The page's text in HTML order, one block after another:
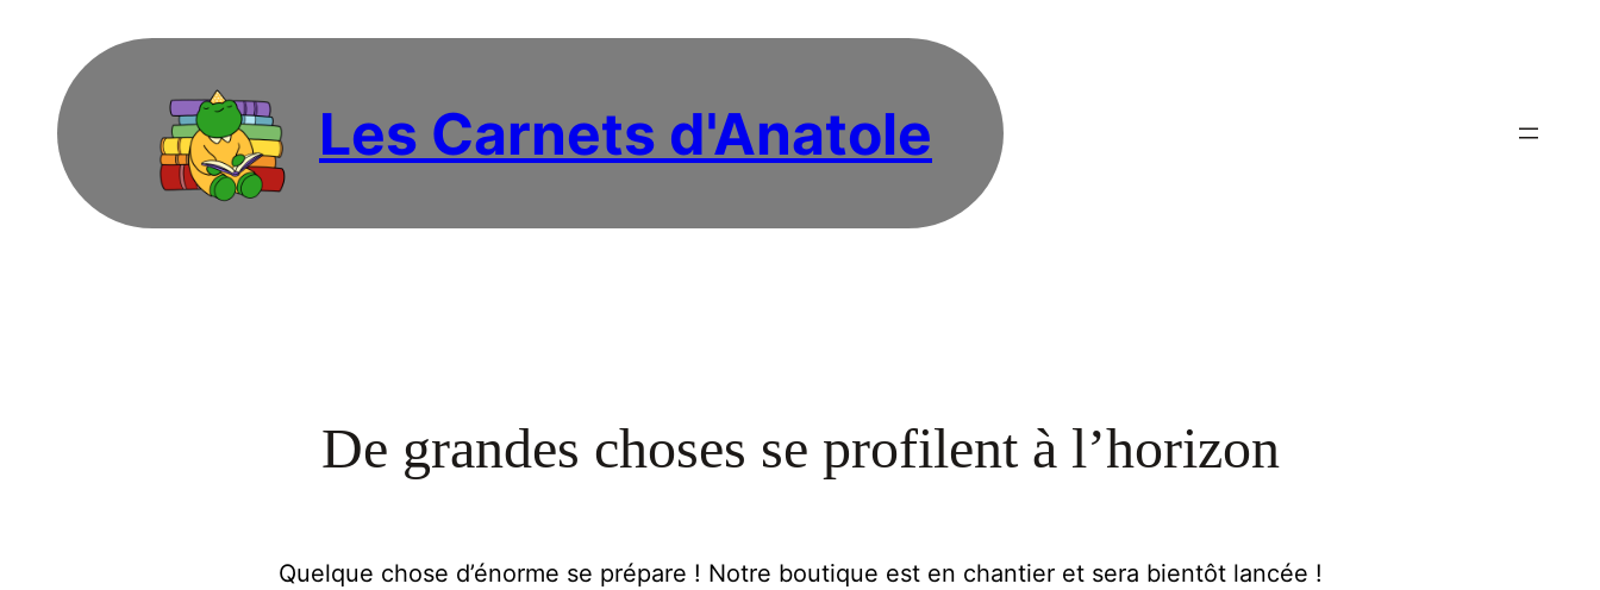
Les Carnets d'Anatole
De grandes choses se profilent à l’horizon
Quelque chose d’énorme se prépare ! Notre boutique est en chantier et sera bientôt lancée !